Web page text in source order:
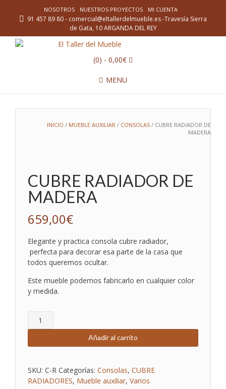
NOSOTROS NUESTROS PROYECTOS MI CUENTA
91 457 89 80 - comercial@eltallerdelmueble.es -Travesía Sierra
de Gata, 10 ARGANDA DEL REY
(0) - 0,00€
MENU
INICIO / MUEBLE AUXILIAR / CONSOLAS / CUBRE RADIADOR DE
MADERA
CUBRE RADIADOR DE
MADERA
659,00€
Elegante y practica consola cubre radiador,
perfecta para decorar esa parte de la casa que
todos queremos ocultar.
Este mueble podemos fabricarlo en cualquier color
y medida.
CUBRE
RADIADOR
MADERA
Añadir al carrito
SKU: C-R Categorías: Consolas, CUBRE
RADIADORES, Mueble auxiliar, Varios